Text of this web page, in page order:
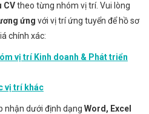
CVtheo từng nhóm vị trí. Vui lòng
ứng với vị trí ứng tuyển để hồ sơ
chính xác:
vị trí Kinh doanh & Phát triển
vị trí khác
nhận dưới định dạng Word, Excel